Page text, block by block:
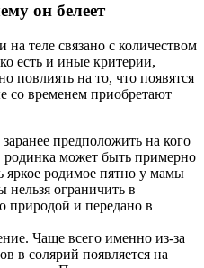
он белеет
теле связано с количеством
есть и иные критерии,
повлиять на то, что появятся
со временем приобретают
предположить на кого
может быть примерно
яркое родимое пятно у мамы
ограничить в
природой и передано в
Чаще всего именно из-за
в солярий появляется на